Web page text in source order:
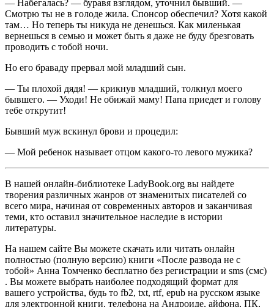
— Набегалась? — буравя взглядом, уточнил бывший. —
Смотрю ты не в голоде жила. Спонсор обеспечил? Хотя какой
там… Но теперь ты никуда не денешься. Как миленькая
вернешься в семью и может быть я даже не буду брезговать
проводить с тобой ночи.
Но его браваду прервал мой младший сын.
— Ты плохой дядя! — крикнув младший, толкнул моего
бывшего. — Уходи! Не обижай маму! Папа приедет и голову
тебе открутит!
Бывший муж вскинул брови и процедил:
— Мой ребенок называет отцом какого-то левого мужика?
В нашей онлайн-библиотеке LadyBook.org вы найдете
творения различных жанров от знаменитых писателей со
всего мира, начиная от современных авторов и заканчивая
теми, кто оставил значительное наследие в истории
литературы.
На нашем сайте Вы можете скачать или читать онлайн
полностью (полную версию) книги «После развода не с
тобой» Анна Томченко бесплатно без регистрации и sms (смс)
. Вы можете выбрать наиболее подходящий формат для
вашего устройства, будь то fb2, txt, rtf, epub на русском языке
для электронной книги, телефона на Андроиде, айфона, ПК,